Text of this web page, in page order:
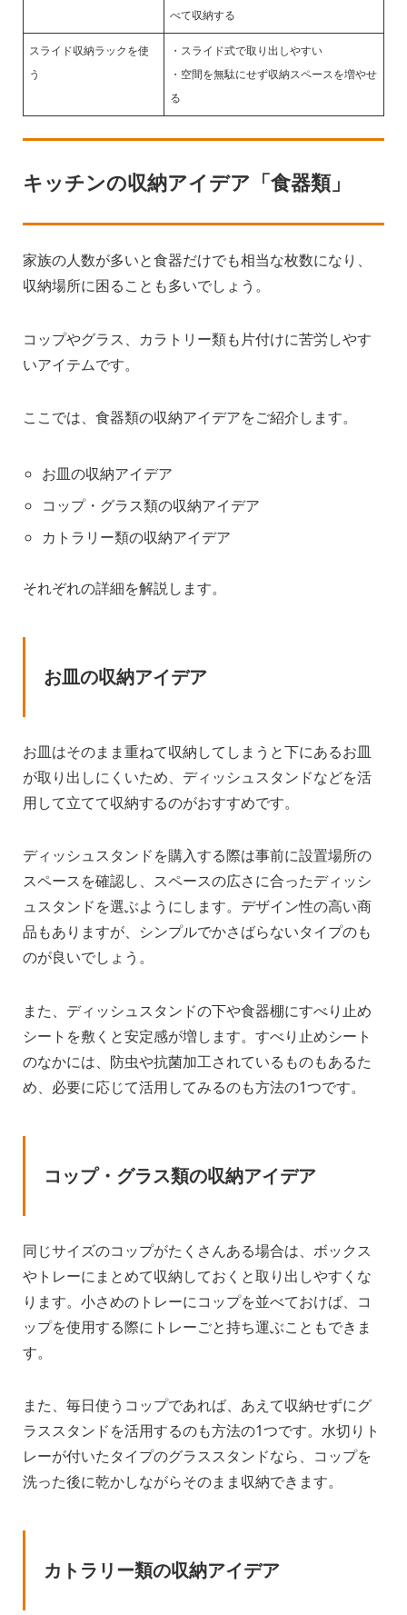
べて収納する
スライド収納ラックを使
う
・スライド式で取り出しやすい
・空間を無駄にせず収納スペースを増やせ
る
キッチンの収納アイデア「食器類」
家族の人数が多いと食器だけでも相当な枚数になり、
収納場所に困ることも多いでしょう。
コップやグラス、カラトリー類も片付けに苦労しやす
いアイテムです。
ここでは、食器類の収納アイデアをご紹介します。
お皿の収納アイデア
コップ・グラス類の収納アイデア
カトラリー類の収納アイデア
それぞれの詳細を解説します。
お皿の収納アイデア
お皿はそのまま重ねて収納してしまうと下にあるお皿
が取り出しにくいため、ディッシュスタンドなどを活
用して立てて収納するのがおすすめです。
ディッシュスタンドを購入する際は事前に設置場所の
スペースを確認し、スペースの広さに合ったディッシ
ュスタンドを選ぶようにします。デザイン性の高い商
品もありますが、シンプルでかさばらないタイプのも
のが良いでしょう。
また、ディッシュスタンドの下や食器棚にすべり止め
シートを敷くと安定感が増します。すべり止めシート
のなかには、防虫や抗菌加工されているものもあるた
め、必要に応じて活用してみるのも方法の1つです。
コップ・グラス類の収納アイデア
同じサイズのコップがたくさんある場合は、ボックス
やトレーにまとめて収納しておくと取り出しやすくな
ります。小さめのトレーにコップを並べておけば、コ
ップを使用する際にトレーごと持ち運ぶこともできま
す。
また、毎日使うコップであれば、あえて収納せずにグ
ラススタンドを活用するのも方法の1つです。水切りト
レーが付いたタイプのグラススタンドなら、コップを
洗った後に乾かしながらそのまま収納できます。
カトラリー類の収納アイデア